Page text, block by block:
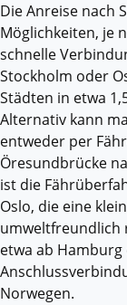
Die Anreise nach
Möglichkeiten, je
schnelle
Stockholm oder
Städten in etwa
Alternativ kann
entweder per
Öresundbrücke
ist die
Oslo, die eine
umweltfreundlich
etwa ab
Norwegen.